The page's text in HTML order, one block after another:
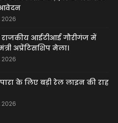
राजकीय आईटीआई गौरीगंज में
अप्रेंटिसशिप मेला।
के लिए बड़ी रेल लाइन की राह